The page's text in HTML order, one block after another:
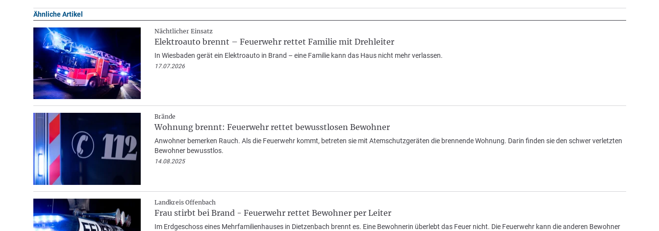
Ähnliche Artikel
Nächtlicher Einsatz
Elektroauto brennt – Feuerwehr rettet Familie mit Drehleiter
In Wiesbaden gerät ein Elektroauto in Brand – eine Familie kann das Haus nicht mehr verlassen.
17.07.2026
Brände
Wohnung brennt: Feuerwehr rettet bewusstlosen Bewohner
Anwohner bemerken Rauch. Als die Feuerwehr kommt, betreten sie mit Atemschutzgeräten die brennende Wohnung. Darin finden sie den schwer verletzten
Bewohner bewusstlos.
14.08.2025
Landkreis Offenbach
Frau stirbt bei Brand - Feuerwehr rettet Bewohner per Leiter
Im Erdgeschoss eines Mehrfamilienhauses in Dietzenbach brennt es. Eine Bewohnerin überlebt das Feuer nicht. Die Feuerwehr kann die anderen Bewohner